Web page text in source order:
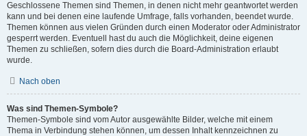
Geschlossene Themen sind Themen, in denen nicht mehr geantwortet werden
kann und bei denen eine laufende Umfrage, falls vorhanden, beendet wurde.
Themen können aus vielen Gründen durch einen Moderator oder Administrator
gesperrt werden. Eventuell hast du auch die Möglichkeit, deine eigenen
Themen zu schließen, sofern dies durch die Board-Administration erlaubt
wurde.
Nach oben
Was sind Themen-Symbole?
Themen-Symbole sind vom Autor ausgewählte Bilder, welche mit einem
Thema in Verbindung stehen können, um dessen Inhalt kennzeichnen zu